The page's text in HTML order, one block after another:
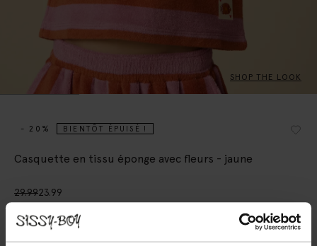
SHOP THE LOOK
- 20% BIENTÔT ÉPUISÉ !
Casquette en tissu éponge avec fleurs - jaune
29.9923.99
Taille sélectionnée: Onesize